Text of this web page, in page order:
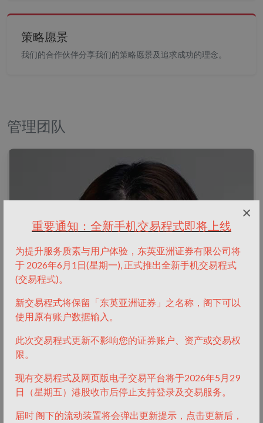
重要通知：全新手机交易程式即将上线
为提升服务质素与用户体验，东英亚洲证券有限公司将
于 2026年6月1日(星期一), 正式推出全新手机交易程式
(交易程式)。
新交易程式将保留「东英亚洲证券」之名称，阁下可以
使用原有账户数据输入。
此次交易程式更新不影响您的证券账户、资产或交易权
限。
现有交易程式及网页版电子交易平台将于2026年5月29
日（星期五）港股收市后停止支持登录及交易服务。
届时 阁下的流动装置将会弹出更新提示，点击更新后，
×
策略愿景
我们的合作伙伴分享我们的策略愿景及追求成功的理念。
管理团队
张济融女士